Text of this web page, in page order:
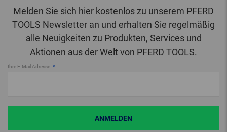
Melden Sie sich hier kostenlos zu unserem PFERD
TOOLS Newsletter an und erhalten Sie regelmäßig
alle Neuigkeiten zu Produkten, Services und
Aktionen aus der Welt von PFERD TOOLS.
Ihre E-Mail Adresse
ANMELDEN